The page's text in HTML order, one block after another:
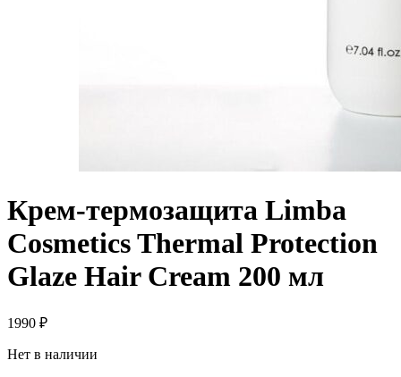
Крем-термозащита Limba
Cosmetics Thermal Protection
Glaze Hair Cream 200 мл
1990 ₽
Нет в наличии